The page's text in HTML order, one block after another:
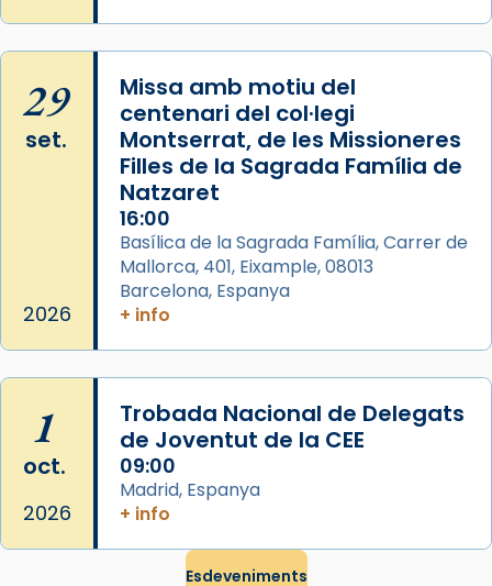
musulmanes fou venerat com a patró dels
Regnes castellans i més tard de tota
Espanya.
El seu sepulcre a Compostela fou un gran
centre de peregrinacions medievals de tot
el món cristià, després de Roma i terra
«A Raïms de Sant Jaume, raïms aigualits;
raïms de setembre te'n llepes els dits»,
segons una dita popular.
29
set.
2026
Missa amb motiu del
centenari del col·legi
Montserrat, de les Missioneres
Filles de la Sagrada Família de
Natzaret
16:00
Basílica de la Sagrada Família, Carrer de
Mallorca, 401, Eixample, 08013
Barcelona, Espanya
+ info
1
oct.
2026
Trobada Nacional de Delegats
de Joventut de la CEE
09:00
Madrid, Espanya
+ info
Esdeveniments